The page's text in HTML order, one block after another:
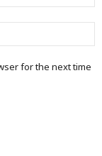
for the next time